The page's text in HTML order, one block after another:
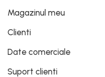
Magazinul meu
Clienti
Date comerciale
Suport clienti